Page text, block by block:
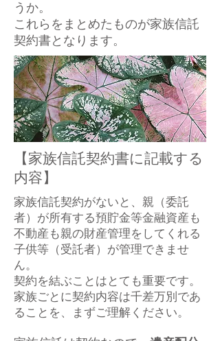
うか。
これらをまとめたものが家族信託
契約書となります。
【家族信託契約書に記載する
内容】
家族信託契約がないと、親（委託
者）が所有する預貯金等金融資産も
不動産も親の財産管理をしてくれる
子供等（受託者）が管理できませ
ん。
契約を結ぶことはとても重要です。
家族ごとに契約内容は千差万別であ
ることを、まずご理解ください。